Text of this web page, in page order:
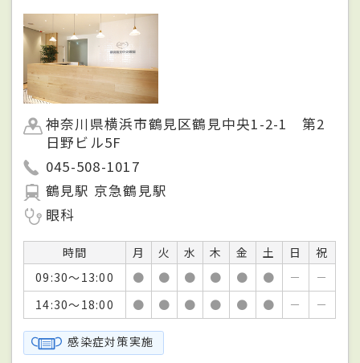
神奈川県横浜市鶴見区鶴見中央1-2-1 第2
日野ビル5F
045-508-1017
鶴見駅 京急鶴見駅
眼科
時間 月 火 水 木 金 土 日
祝
09:30～13:00
● ● ● ● ● ● －
－
14:30～18:00
● ● ● ● ● ● － －
感染症対策実施